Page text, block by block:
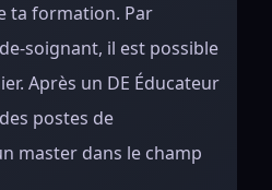
ta formation. Par
soignant, il est possible
Après un DE Éducateur
postes de
master dans le champ